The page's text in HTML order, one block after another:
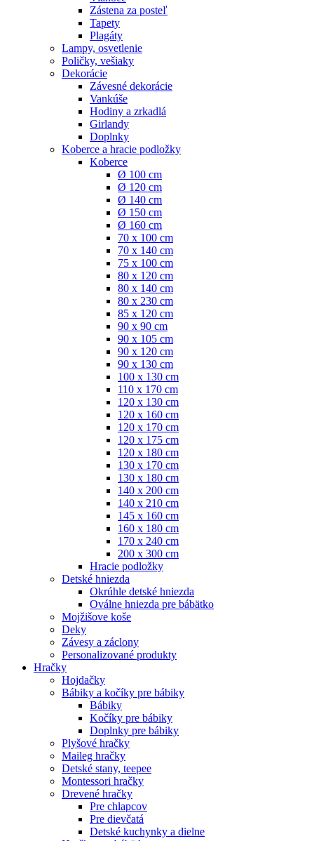
Zástena za posteľ
Tapety
Plagáty
Lampy, osvetlenie
Poličky, vešiaky
Dekorácie
Závesné dekorácie
Vankúše
Hodiny a zrkadlá
Girlandy
Doplnky
Koberce a hracie podložky
Koberce
Ø 100 cm
Ø 120 cm
Ø 140 cm
Ø 150 cm
Ø 160 cm
70 x 100 cm
70 x 140 cm
75 x 100 cm
80 x 120 cm
80 x 140 cm
80 x 230 cm
85 x 120 cm
90 x 90 cm
90 x 105 cm
90 x 120 cm
90 x 130 cm
100 x 130 cm
110 x 170 cm
120 x 130 cm
120 x 160 cm
120 x 170 cm
120 x 175 cm
120 x 180 cm
130 x 170 cm
130 x 180 cm
140 x 200 cm
140 x 210 cm
145 x 160 cm
160 x 180 cm
170 x 240 cm
200 x 300 cm
Hracie podložky
Detské hniezda
Okrúhle detské hniezda
Oválne hniezda pre bábätko
Mojžišove koše
Deky
Závesy a záclony
Personalizované produkty
Hračky
Hojdačky
Bábiky a kočíky pre bábiky
Bábiky
Kočíky pre bábiky
Doplnky pre bábiky
Plyšové hračky
Maileg hračky
Detské stany, teepee
Montessori hračky
Drevené hračky
Pre chlapcov
Pre dievčatá
Detské kuchynky a dielne